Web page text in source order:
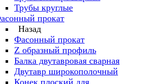
Трубы круглые
прокат
Назад
Фасонный прокат
Z образный профиль
Балка двутавровая сварная
Двутавр широкополочный
Конек плоский для